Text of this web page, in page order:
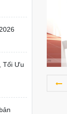
Tối Ưu